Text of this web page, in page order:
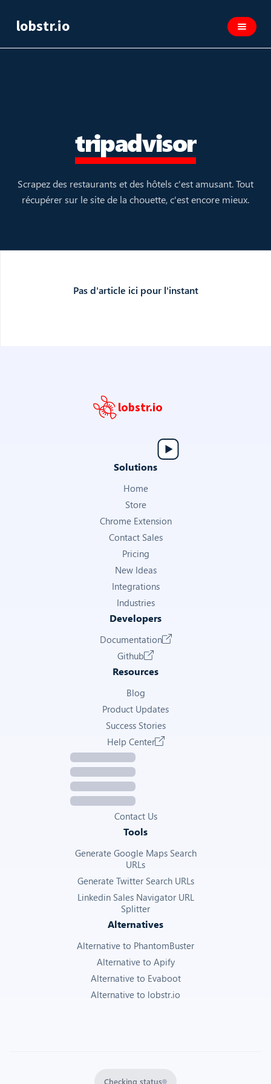
lobstr.io
tripadvisor
Scrapez des restaurants et des hôtels c'est amusant. Tout
récupérer sur le site de la chouette, c'est encore mieux.
Pas d'article ici pour l'instant
lobstr.io
Solutions
Home
Store
Chrome Extension
Contact Sales
Pricing
New Ideas
Integrations
Industries
Developers
Documentation
Github
Resources
Blog
Product Updates
Success Stories
Help Center
Contact Us
Tools
Generate Google Maps Search
URLs
Generate Twitter Search URLs
Linkedin Sales Navigator URL
Splitter
Alternatives
Alternative to PhantomBuster
Alternative to Apify
Alternative to Evaboot
Alternative to lobstr.io
Checking status